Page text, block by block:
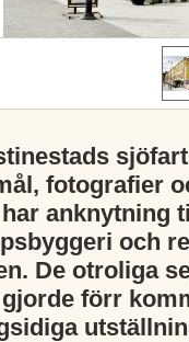
fotografier
anknytning
och
De otroliga
förr